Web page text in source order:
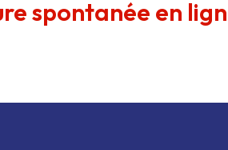
spontanée en